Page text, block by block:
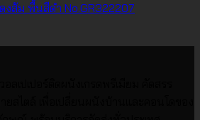
งส้ม พื้นสีดำ No.GR322207